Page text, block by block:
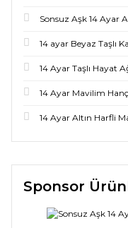
Sonsuz Aşk 14 Ayar
14 ayar Beyaz Taşlı
14 Ayar Taşlı Hayat
14 Ayar Mavilim
14 Ayar Altın Harfli
Sponsor